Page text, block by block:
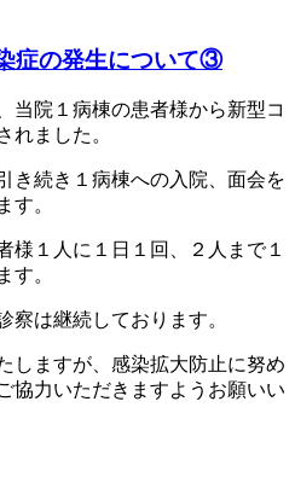
症の発生について③
当院１病棟の患者様から新型コ
れました。
き続き１病棟への入院、面会を
す。
様１人に１日１回、２人まで１
す。
察は継続しております。
しますが、感染拡大防止に努め
協力いただきますようお願いい